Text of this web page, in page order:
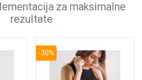
za maksimalne
rezultate
-30%